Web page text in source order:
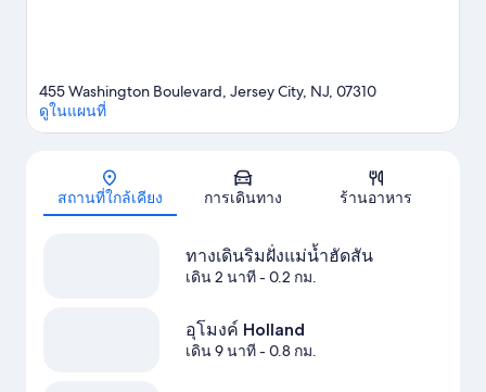
แผนที่
455 Washington Boulevard, Jersey City, NJ, 07310
ดูในแผนที่
สถานที่ใกล้เคียง การเดินทาง ร้านอาหาร
ทางเดินริมฝั่งแม่น้ำฮัดสัน
เดิน 2 นาที- 0.2 กม.
อุโมงค์ Holland
เดิน 9 นาที- 0.8 กม.